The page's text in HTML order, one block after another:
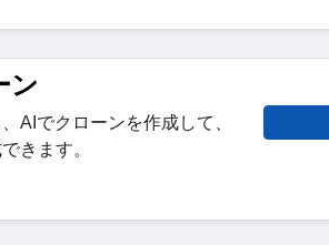
ン
AIでクローンを作成して、
きます。